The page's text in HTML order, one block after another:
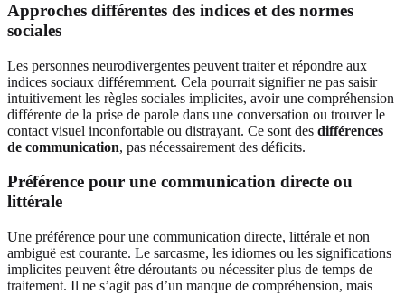
Approches différentes des indices et des normes
sociales
Les personnes neurodivergentes peuvent traiter et répondre aux
indices sociaux différemment. Cela pourrait signifier ne pas saisir
intuitivement les règles sociales implicites, avoir une compréhension
différente de la prise de parole dans une conversation ou trouver le
contact visuel inconfortable ou distrayant. Ce sont des différences
de communication, pas nécessairement des déficits.
Préférence pour une communication directe ou
littérale
Une préférence pour une communication directe, littérale et non
ambiguë est courante. Le sarcasme, les idiomes ou les significations
implicites peuvent être déroutants ou nécessiter plus de temps de
traitement. Il ne s’agit pas d’un manque de compréhension, mais